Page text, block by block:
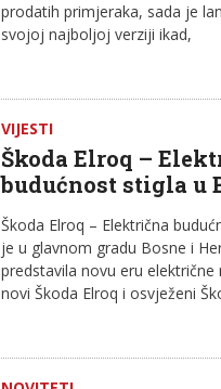
prodatih primjeraka, sada je
svojoj najboljoj verziji ikad,
VIJESTI
Škoda Elroq –
budućnost stigla u
Škoda Elroq – Električna
je u glavnom gradu Bosne i
predstavila novu eru
novi Škoda Elroq i osvježeni